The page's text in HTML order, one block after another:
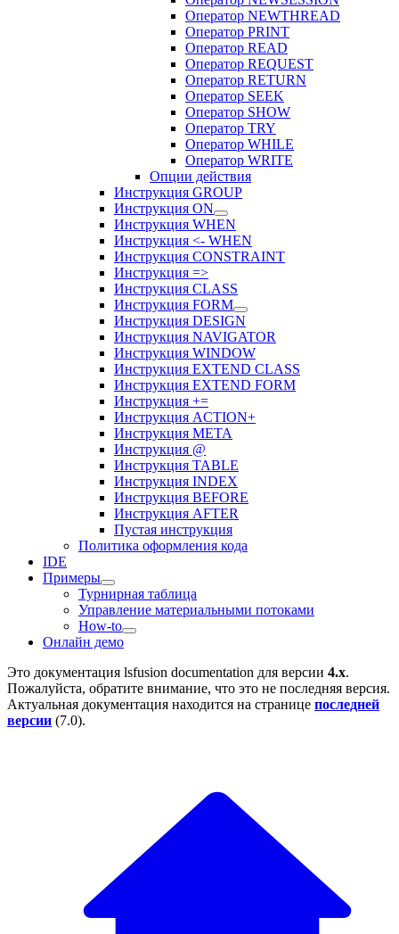
Оператор NEWTHREAD
Оператор PRINT
Оператор READ
Оператор REQUEST
Оператор RETURN
Оператор SEEK
Оператор SHOW
Оператор TRY
Оператор WHILE
Оператор WRITE
Опции действия
Инструкция GROUP
Инструкция ON
Инструкция WHEN
Инструкция <- WHEN
Инструкция CONSTRAINT
Инструкция =>
Инструкция CLASS
Инструкция FORM
Инструкция DESIGN
Инструкция NAVIGATOR
Инструкция WINDOW
Инструкция EXTEND CLASS
Инструкция EXTEND FORM
Инструкция +=
Инструкция ACTION+
Инструкция META
Инструкция @
Инструкция TABLE
Инструкция INDEX
Инструкция BEFORE
Инструкция AFTER
Пустая инструкция
Политика оформления кода
IDE
Примеры
Турнирная таблица
Управление материальными потоками
How-to
Онлайн демо
Это документация lsfusion documentation для версии 4.x.
Пожалуйста, обратите внимание, что это не последняя версия.
Актуальная документация находится на странице последней
версии (7.0).